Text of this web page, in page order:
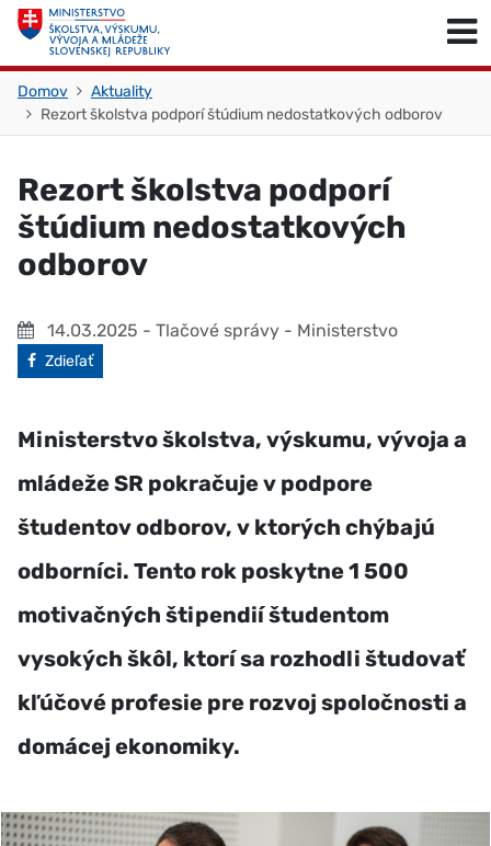
Skočiť na obsah
Domov
Aktuality
Rezort školstva podporí štúdium nedostatkových odborov
Rezort školstva podporí
štúdium nedostatkových
odborov
14.03.2025 - Tlačové správy - Ministerstvo
Facebook
Zdieľať
Ministerstvo školstva, výskumu, vývoja a
mládeže SR pokračuje v podpore
študentov odborov, v ktorých chýbajú
odborníci. Tento rok poskytne 1 500
motivačných štipendií študentom
vysokých škôl, ktorí sa rozhodli študovať
kľúčové profesie pre rozvoj spoločnosti a
domácej ekonomiky.
Skočiť na začiatok stránky